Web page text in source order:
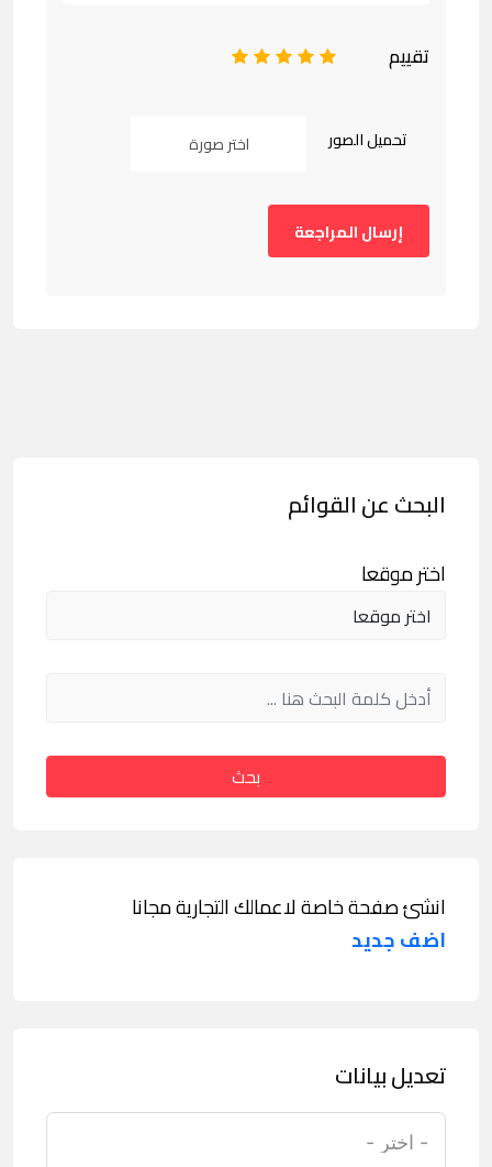
تقييم 5
4
3
2
تحميل الصور اختر صورة
البحث عن القوائم
اختر موقعا
بحث
انشئ صفحة خاصة لاعمالك التجارية مجانا
اضف جديد
تعديل بيانات